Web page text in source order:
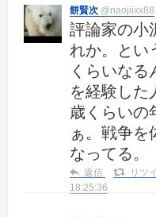
餅賢次 @naojiixx88
評論家の小
れか。とい
くらいな
を経験した
歳くらいの
ぁ。戦争を
なってる。
返信 リツ
18:25:36